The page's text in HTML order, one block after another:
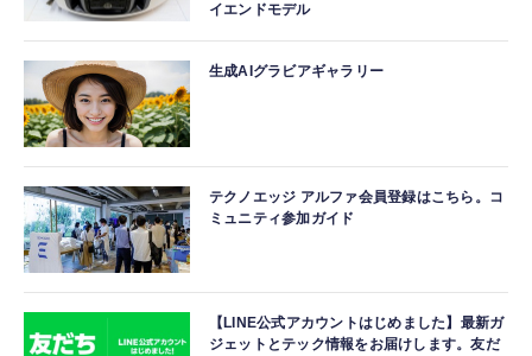
イエンドモデル
生成AIグラビアギャラリー
テクノエッジ アルファ会員登録はこちら。コ
ミュニティ参加ガイド
【LINE公式アカウントはじめました】最新ガ
ジェットとテック情報をお届けします。友だ